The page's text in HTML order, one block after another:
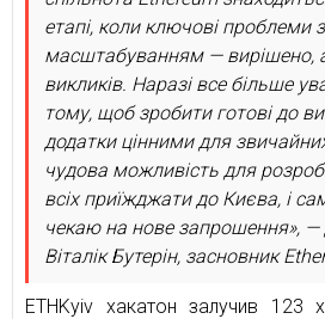
етапі, коли ключові проблеми
масштабуванням — вирішено,
викликів. Наразі все більше
тому, щоб зробити готові до
додатки цінними для
чудова можливість для
всіх приїжджати до Києва, і
чекаю на нове запрошення», —
Віталік Бутерін, засновник
ETHKyiv хакатон залучив 123